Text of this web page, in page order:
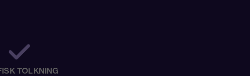
TOLKNING